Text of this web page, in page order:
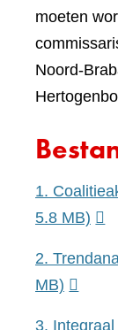
moeten
Noord-
1.
5.8 MB)
2.
MB)
3.